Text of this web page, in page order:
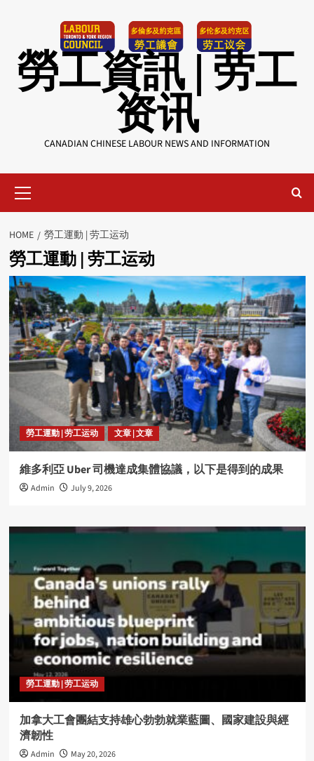
勞工資訊 | 劳工
资讯
CANADIAN CHINESE LABOUR NEWS AND INFORMATION
Menu
HOME 勞工運動 | 劳工运动
勞工運動 | 劳工运动
勞工運動 | 劳工运动 文章 | 文章
維多利亞 Uber 司機達成集體協議，以下是得到的成果
Admin July 9, 2026
勞工運動 | 劳工运动
加拿大工會團結支持雄心勃勃就業藍圖、國家建設與經
濟韌性
Admin May 20, 2026